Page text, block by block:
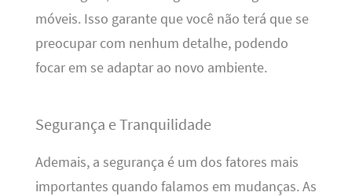
móveis. Isso garante que você não terá que se
preocupar com nenhum detalhe, podendo
focar em se adaptar ao novo ambiente.
Segurança e Tranquilidade
Ademais, a segurança é um dos fatores mais
importantes quando falamos em mudanças. As